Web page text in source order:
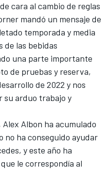
cara al cambio de reglas
mandó un mensaje de
temporada y media
de las bebidas
una parte importante
de pruebas y reserva,
de 2022 y nos
su arduo trabajo y
Albon ha acumulado
no ha conseguido ayudar
y este año ha
le correspondía al